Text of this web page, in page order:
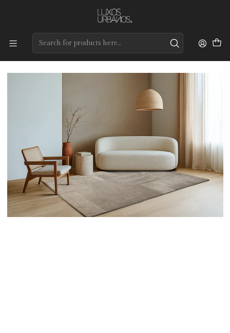
Preços de qualidade e entrega rápida